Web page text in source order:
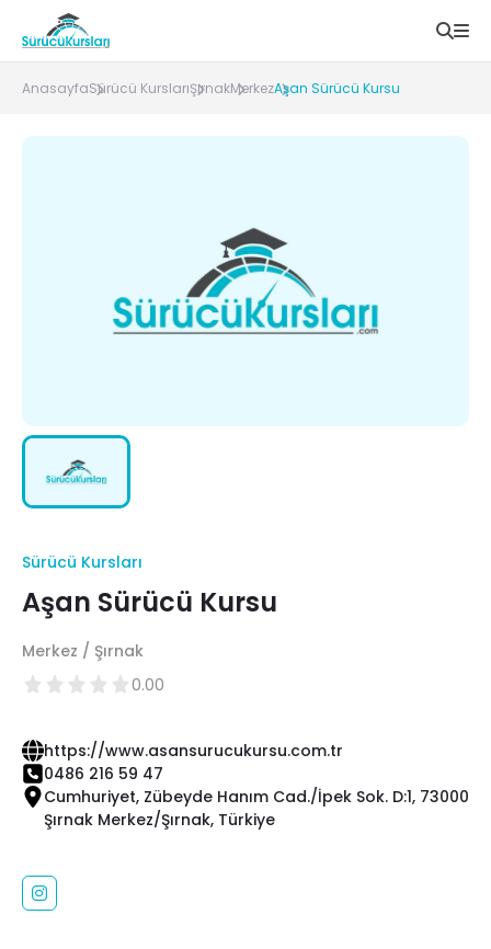
AnasayfaSürücü KurslarıŞırnakMerkezAşan Sürücü Kursu
Sürücü Kursları
Aşan Sürücü Kursu
Merkez / Şırnak
0.00
https://www.asansurucukursu.com.tr
0486 216 59 47
Cumhuriyet, Zübeyde Hanım Cad./İpek Sok. D:1, 73000
Şırnak Merkez/Şırnak, Türkiye